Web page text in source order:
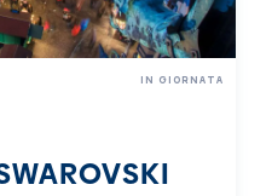
IN GIORNATA